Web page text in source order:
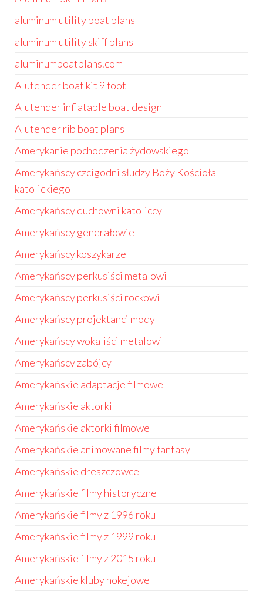
aluminum utility boat plans
aluminum utility skiff plans
aluminumboatplans.com
Alutender boat kit 9 foot
Alutender inflatable boat design
Alutender rib boat plans
Amerykanie pochodzenia żydowskiego
Amerykańscy czcigodni słudzy Boży Kościoła
katolickiego
Amerykańscy duchowni katoliccy
Amerykańscy generałowie
Amerykańscy koszykarze
Amerykańscy perkusiści metalowi
Amerykańscy perkusiści rockowi
Amerykańscy projektanci mody
Amerykańscy wokaliści metalowi
Amerykańscy zabójcy
Amerykańskie adaptacje filmowe
Amerykańskie aktorki
Amerykańskie aktorki filmowe
Amerykańskie animowane filmy fantasy
Amerykańskie dreszczowce
Amerykańskie filmy historyczne
Amerykańskie filmy z 1996 roku
Amerykańskie filmy z 1999 roku
Amerykańskie filmy z 2015 roku
Amerykańskie kluby hokejowe